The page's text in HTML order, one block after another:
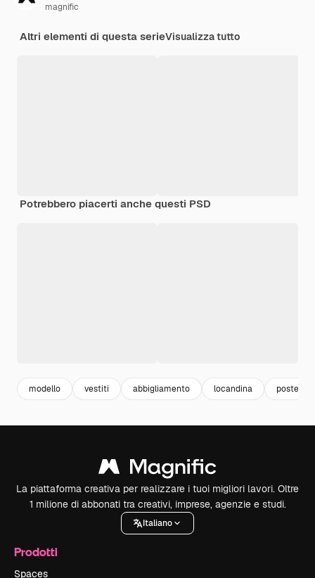
magnific
Altri elementi di questa serieVisualizza tutto
Potrebbero piacerti anche questi PSD
modello vestiti abbigliamento locandina poster
La piattaforma creativa per realizzare i tuoi migliori lavori. Oltre
1 milione di abbonati tra creativi, imprese, agenzie e studi.
Italiano
Prodotti
Spaces